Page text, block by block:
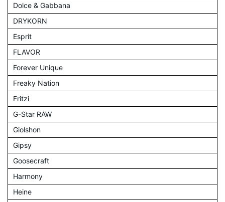
Dolce & Gabbana
DRYKORN
Esprit
FLAVOR
Forever Unique
Freaky Nation
Fritzi
G-Star RAW
Giolshon
Gipsy
Goosecraft
Harmony
Heine